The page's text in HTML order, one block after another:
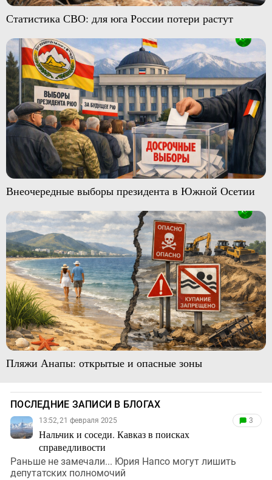
Статистика СВО: для юга России потери растут
Внеочередные выборы президента в Южной Осетии
Пляжи Анапы: открытые и опасные зоны
ПОСЛЕДНИЕ ЗАПИСИ В БЛОГАХ
13:52, 21 февраля 2025
Нальчик и соседи. Кавказ в поисках
справедливости
3
Раньше не замечали... Юрия Напсо могут лишить
депутатских полномочий